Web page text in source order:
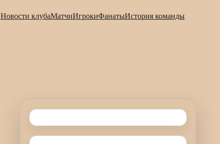
Новости клубаМатчиИгрокиФанатыИстория команды